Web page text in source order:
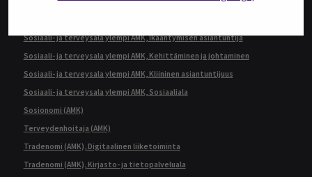
Sosiaali- ja terveysala ylempi AMK, Ikääntymisen asiantuntija
Sosiaali- ja terveysala ylempi AMK, Kehittäminen ja johtaminen
Sosiaali- ja terveysala ylempi AMK, Kliininen asiantuntijuus
Sosiaali- ja terveysala ylempi AMK, Sosiaaliala
Sosionomi (AMK)
Terveydenhoitaja (AMK)
Tradenomi (AMK), Digitaalinen liiketoiminta
Tradenomi (AMK), Kirjasto- ja tietopalveluala